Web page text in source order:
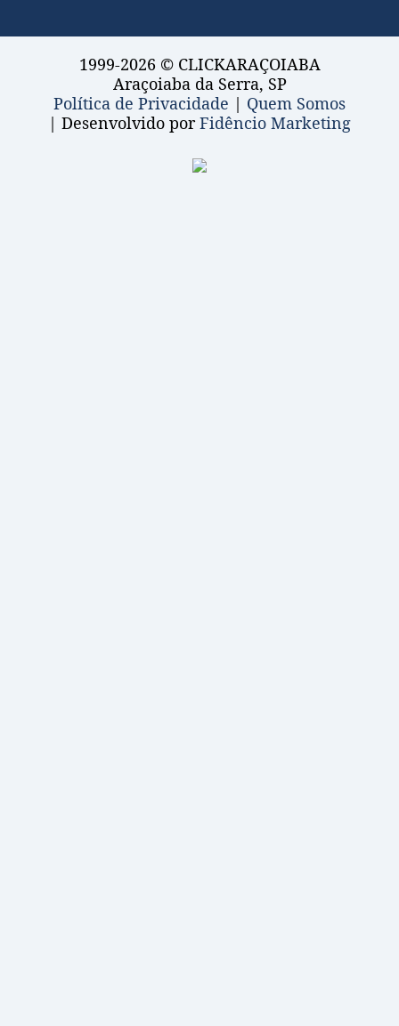
1999-2026 © CLICKARAÇOIABA
Araçoiaba da Serra, SP
Política de Privacidade | Quem Somos
| Desenvolvido porFidêncio Marketing